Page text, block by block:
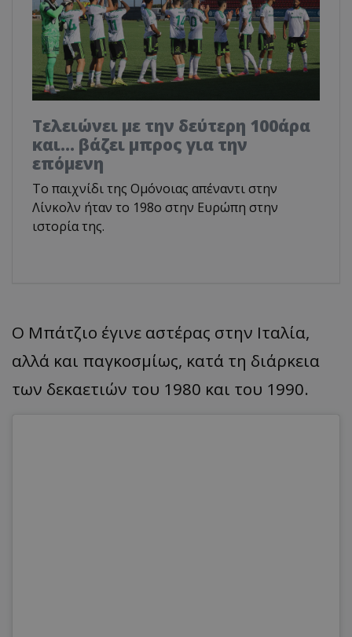
Τελειώνει με την δεύτερη 100άρα
και... βάζει μπρος για την
επόμενη
To παιχνίδι της Ομόνοιας απέναντι στην
Λίνκολν ήταν το 198ο στην Ευρώπη στην
ιστορία της.
Ο Μπάτζιο έγινε αστέρας στην Ιταλία,
αλλά και παγκοσμίως, κατά τη διάρκεια
των δεκαετιών του 1980 και του 1990.